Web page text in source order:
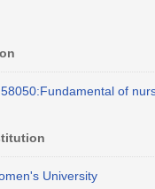
of
University